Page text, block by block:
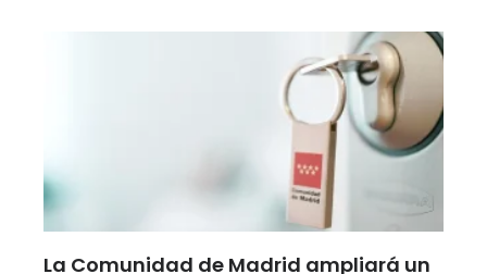
La Comunidad de Madrid ampliará un